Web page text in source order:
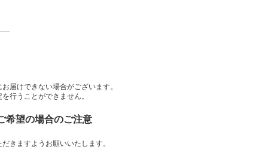
届けできない場合がございます。
行うことができません。
希望の場合のご注意
きますようお願いいたします。